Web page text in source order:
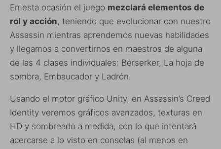
En esta ocasión el juego mezclará elementos de
rol y acción, teniendo que evolucionar con nuestro
Assassin mientras aprendemos nuevas habilidades
y llegamos a convertirnos en maestros de alguna
de las 4 clases individuales: Berserker, La hoja de
sombra, Embaucador y Ladrón.
Usando el motor gráfico Unity, en Assassin’s Creed
Identity veremos gráficos avanzados, texturas en
HD y sombreado a medida, con lo que intentará
acercarse a lo visto en consolas (al menos en